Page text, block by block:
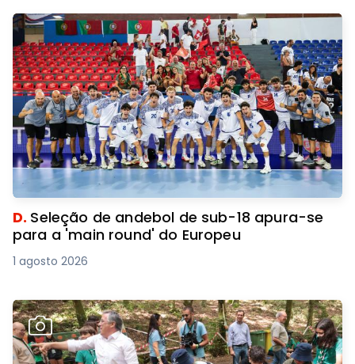
D. Seleção de andebol de sub-18 apura-se
para a 'main round' do Europeu
1 agosto 2026